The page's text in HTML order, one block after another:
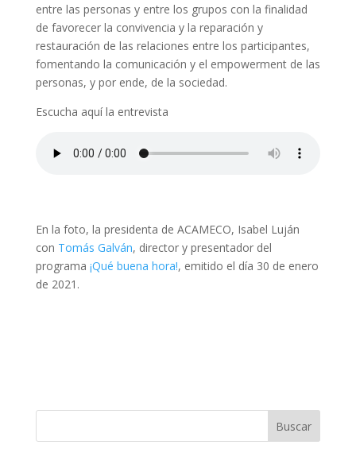
entre las personas y entre los grupos con la finalidad
de favorecer la convivencia y la reparación y
restauración de las relaciones entre los participantes,
fomentando la comunicación y el empowerment de las
personas, y por ende, de la sociedad.
Escucha aquí la entrevista
En la foto, la presidenta de ACAMECO, Isabel Luján
con Tomás Galván, director y presentador del
programa ¡Qué buena hora!, emitido el día 30 de enero
de 2021.
Buscar